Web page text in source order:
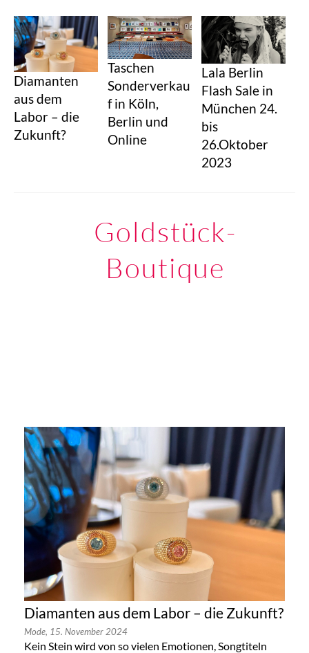
Diamanten
aus dem
Labor – die
Zukunft?
Taschen
Sonderverkau
f in Köln,
Berlin und
Online
Lala Berlin
Flash Sale in
München 24.
bis
26.Oktober
2023
Goldstück-
Boutique
Diamanten aus dem Labor – die Zukunft?
Mode, 15. November 2024
Kein Stein wird von so vielen Emotionen, Songtiteln